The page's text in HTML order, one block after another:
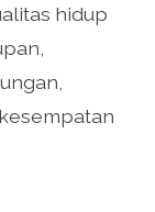
hidup